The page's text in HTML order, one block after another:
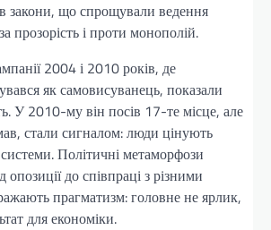
закони, що спрощували ведення
прозорість і проти монополій.
2004 і 2010 років, де
як самовисуванець, показали
У 2010-му він посів 17-те місце, але
стали сигналом: люди цінують
Політичні метаморфози
до співпраці з різними
прагматизм: головне не ярлик,
для економіки.